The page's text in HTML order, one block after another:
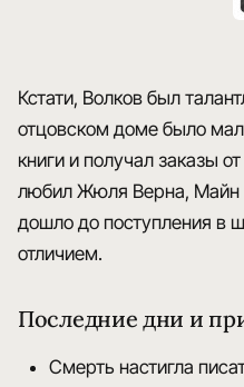
Кстати, Волков был
отцовском доме было
книги и получал заказы
любил Жюля Верна, Майн
дошло до поступления в
отличием.
Последние дни и
Смерть настигла